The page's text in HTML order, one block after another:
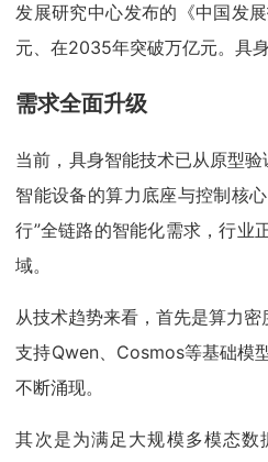
发展研究中心发布的《中国发
元、在2035年突破万亿元。具
需求全面升级
当前，具身智能技术已从原型
智能设备的算力底座与控制核
行”全链路的智能化需求，行业
域。
从技术趋势来看，首先是算力
支持Qwen、Cosmos等基础模
不断涌现。
其次是为满足大规模多模态